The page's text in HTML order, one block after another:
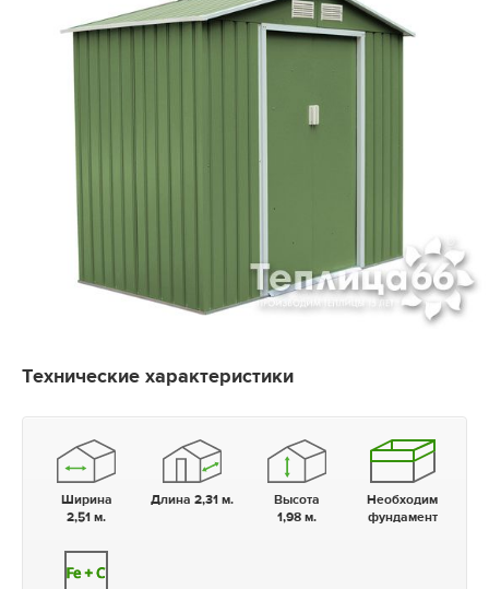
Технические характеристики
Ширина
2,51 м.
Длина 2,31 м.
Высота
1,98 м.
Необходим
фундамент